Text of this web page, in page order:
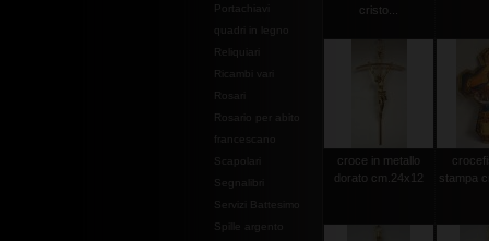
Portachiavi
quadri in legno
Reliquiari
Ricambi vari
Rosari
Rosario per abito
francescano
Scapolari
Segnalibri
Servizi Battesimo
Spille argento
cristo...
croce in metallo
dorato cm.24x12
stampa